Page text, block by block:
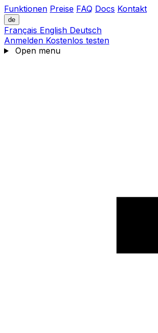
Funktionen Preise FAQ Docs Kontakt
de
Français English Deutsch
Anmelden Kostenlos testen
Open menu